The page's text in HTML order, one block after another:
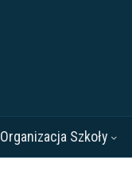
Organizacja Szkoły